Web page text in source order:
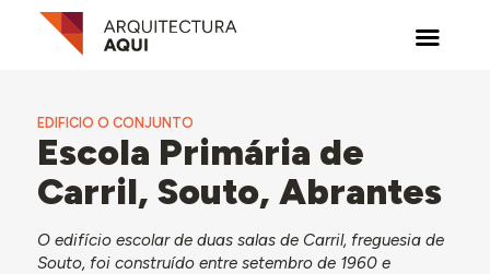
EDIFICIO O CONJUNTO
Escola Primária de
Carril, Souto, Abrantes
O edifício escolar de duas salas de Carril, freguesia de
Souto, foi construído entre setembro de 1960 e